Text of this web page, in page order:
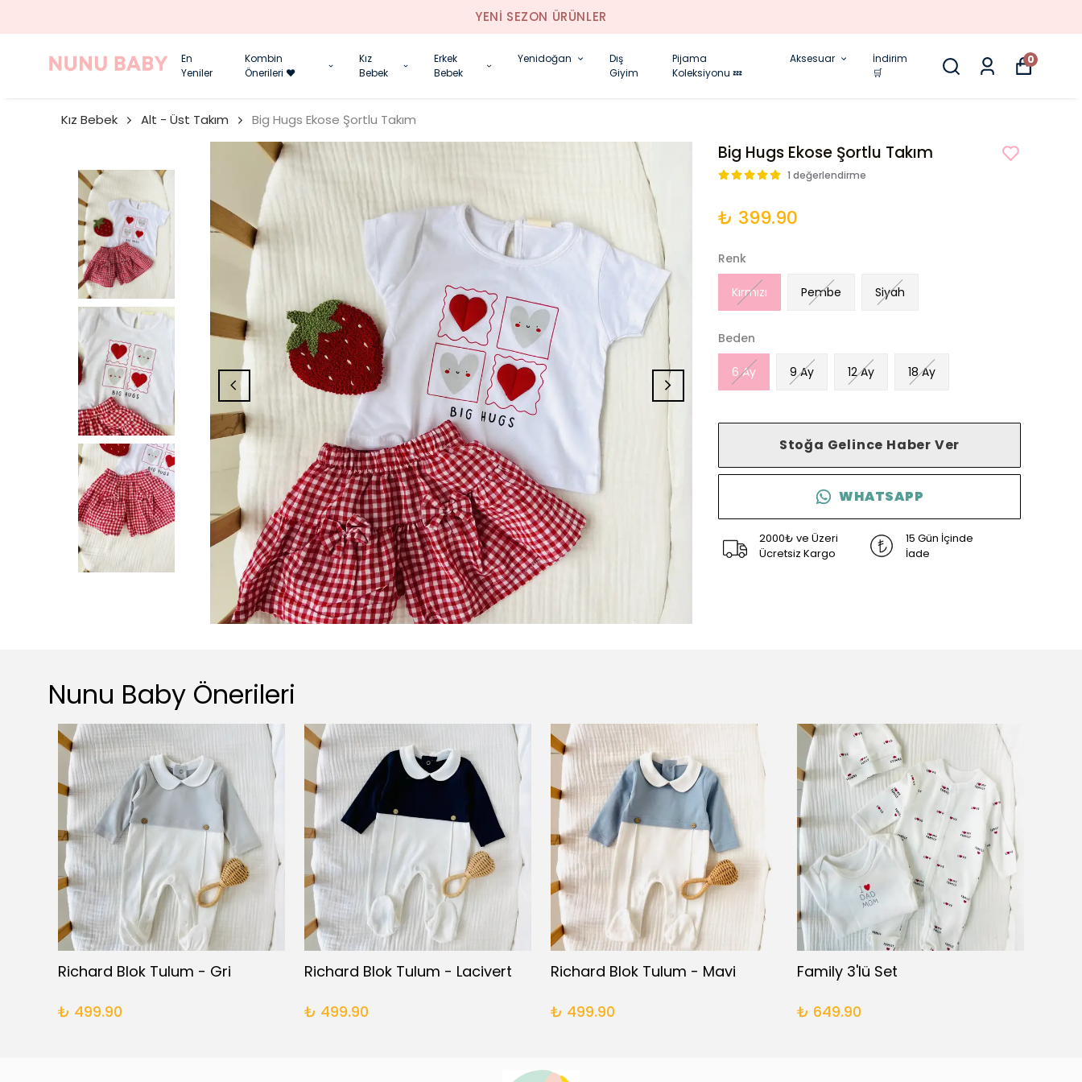
YENI SEZON ÜRÜNLER
En
Yeniler
Kombin
Önerileri ❤️
Kız
Bebek
Erkek
Bebek
Yenidoğan
Dış
Giyim
Pijama
Koleksiyonu 💤
Aksesuar
İndirim
🛒
0
Kız Bebek Alt - Üst Takım Big Hugs Ekose Şortlu Takım
Big Hugs Ekose Şortlu Takım
1 değerlendirme
₺ 399.90
Renk
Kırmızı Pembe Siyah
Beden
6 Ay 9 Ay 12 Ay 18 Ay
Stoğa Gelince Haber Ver
WHATSAPP
2000₺ ve Üzeri
Ücretsiz Kargo
15 Gün İçinde
İade
Nunu Baby Önerileri
Richard Blok Tulum - Gri
₺ 499.90
Richard Blok Tulum - Lacivert
₺ 499.90
Richard Blok Tulum - Mavi
₺ 499.90
Family 3'lü Set
₺ 649.90